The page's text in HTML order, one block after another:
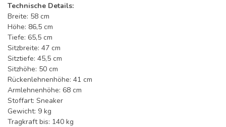
Technische Details:
Breite: 58 cm
Höhe: 86,5 cm
Tiefe: 65,5 cm
Sitzbreite: 47 cm
Sitztiefe: 45,5 cm
Sitzhöhe: 50 cm
Rückenlehnenhöhe: 41 cm
Armlehnenhöhe: 68 cm
Stoffart: Sneaker
Gewicht: 9 kg
Tragkraft bis: 140 kg